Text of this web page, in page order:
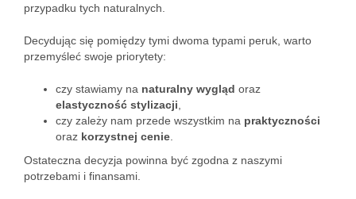
przypadku tych naturalnych.
Decydując się pomiędzy tymi dwoma typami peruk, warto
przemyśleć swoje priorytety:
czy stawiamy na naturalny wygląd oraz
elastyczność stylizacji
czy zależy nam przede wszystkim na praktyczności
oraz korzystnej cenie
Ostateczna decyzja powinna być zgodna z naszymi
potrzebami i finansami.